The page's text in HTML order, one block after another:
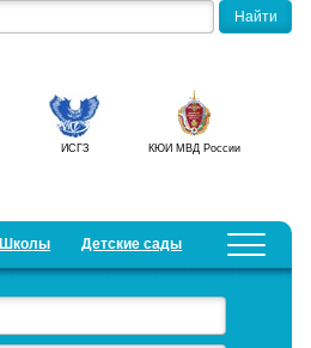
ИСГЗ КЮИ МВД России
Школы Детские сады
Предложить новость